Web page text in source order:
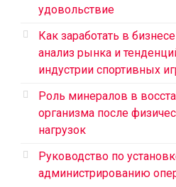
удовольствие
Как заработать в бизнесе
анализ рынка и
индустрии спортивных
Роль минералов в
организма после
нагрузок
Руководство по
администрированию